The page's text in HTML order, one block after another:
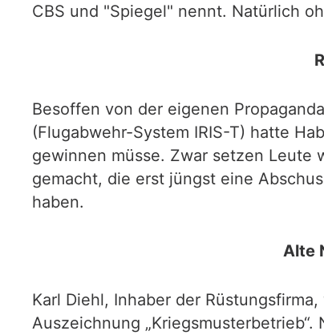
CBS und "Spiegel" nennt. Natürlich
Besoffen von der eigenen
(Flugabwehr-System IRIS-T) hatte
gewinnen müsse. Zwar setzen Leute
gemacht, die erst jüngst eine
haben.
Alte
Karl Diehl, Inhaber der
Auszeichnung